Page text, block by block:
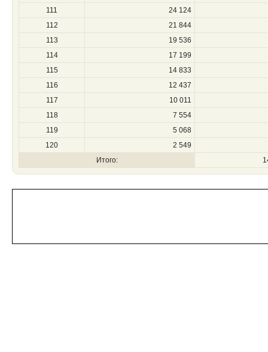
111
24 124
112
21 844
113
19 536
114
17 199
115
14 833
116
12 437
117
10 011
118
7 554
119
5 068
120
2 549
Итого: